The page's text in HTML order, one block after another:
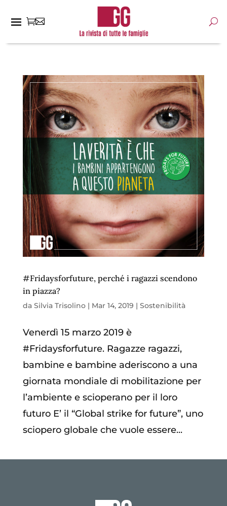
#Fridaysforfuture, perché i ragazzi scendono
in piazza?
da Silvia Trisolino| Mar 14, 2019 | Sostenibilità
Venerdì 15 marzo 2019 è
#Fridaysforfuture. Ragazze ragazzi,
bambine e bambine aderiscono a una
giornata mondiale di mobilitazione per
l’ambiente e scioperano per il loro
futuro E’ il “Global strike for future”, uno
sciopero globale che vuole essere...